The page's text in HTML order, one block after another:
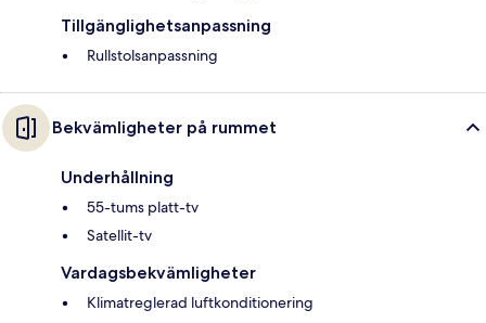
Tillgänglighetsanpassning
Rullstolsanpassning
Bekvämligheter på rummet
Underhållning
55-tums platt-tv
Satellit-tv
Vardagsbekvämligheter
Klimatreglerad luftkonditionering